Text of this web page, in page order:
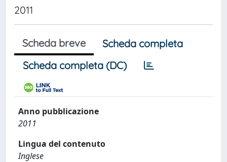
2011
Scheda breve
Scheda completa
Scheda completa (DC)
Anno pubblicazione
2011
Lingua del contenuto
Inglese